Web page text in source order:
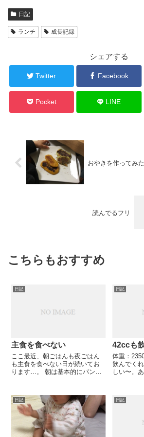
日記
ランチ 成長記録
シェアする
Twitter Facebook
Pocket LINE
おやきを作ってみた
読んでるフリ
こちらもおすすめ
日記
主食を食べない
ここ最近、朝ごはんも夜ごはん
も主食を食べない日が続いてお
ります…。 朝は基本的にパン、
ン…と飽きないようにバリエー
ションを増やしてみたり、たま
に一口おにぎりにしてみたりも
しまし...
日記
42ccも
体重：2350g 11時の授乳
飲んでく
しい〜。あ
目。この
日記 日記